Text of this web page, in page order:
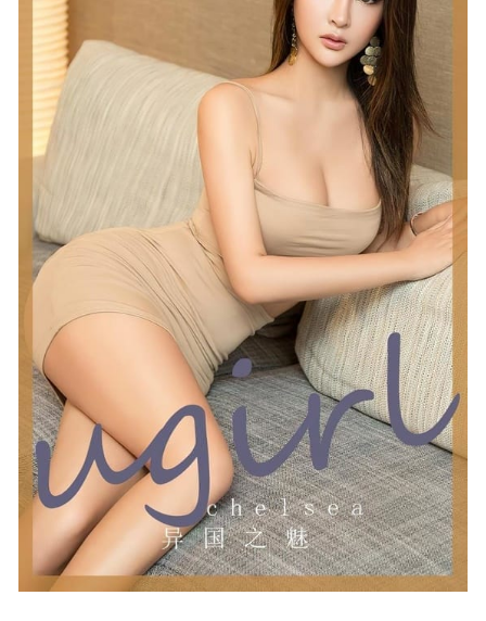
12-18
[Xiuren秀人网]2024.12.06 NO.9560 绮里嘉ula[99+1P/987MB]
2025-05-30
[Xiuren秀人网]2023.03.27 NO.6476 eve雨儿1494[63+1P／
481MB]
半半子 – NO.101 爱宕 学园幻想曲[25P-296MB] 2026-02-17
[Xiuren秀人网]2023.05.19 NO.6774 幼幼[81+1P／724MB]
2023-10-25